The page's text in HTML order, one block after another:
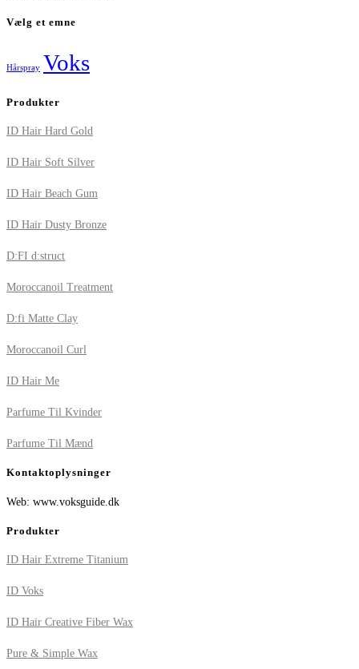
Vælg et emne
Hårspray Voks
Produkter
ID Hair Hard Gold
ID Hair Soft Silver
ID Hair Beach Gum
ID Hair Dusty Bronze
D:FI d:struct
Moroccanoil Treatment
D:fi Matte Clay
Moroccanoil Curl
ID Hair Me
Parfume Til Kvinder
Parfume Til Mænd
Kontaktoplysninger
Web: www.voksguide.dk
Produkter
ID Hair Extreme Titanium
ID Voks
ID Hair Creative Fiber Wax
Pure & Simple Wax